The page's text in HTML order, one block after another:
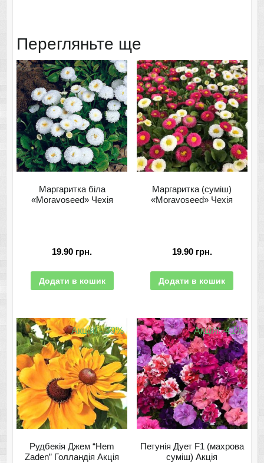
Перегляньте ще
Маргаритка біла
«Moravoseed» Чехія
19.90 грн.
Додати в кошик
Маргаритка (суміш)
«Moravoseed» Чехія
19.90 грн.
Додати в кошик
Акція! - 39%
Рудбекія Джем “Hem
Zaden” Голландія Акція
Акція! -41%
Петунія Дует F1 (махрова
суміш) Акція